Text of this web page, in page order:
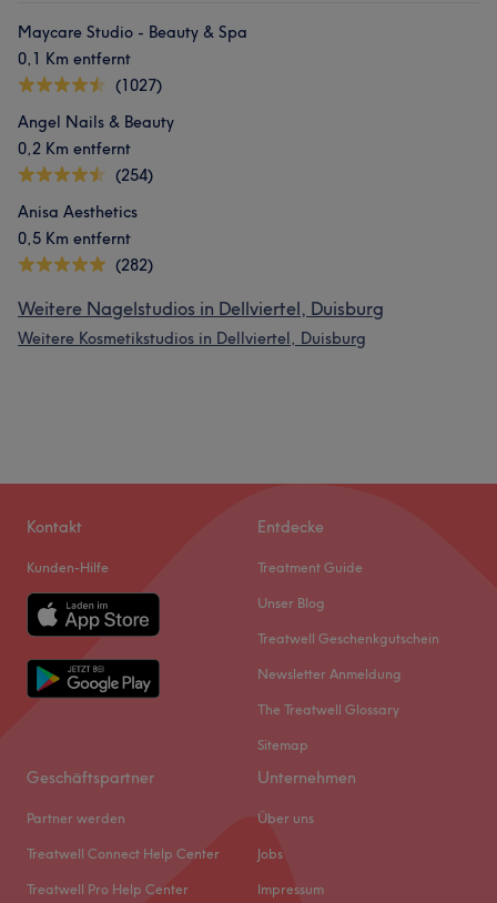
Maycare Studio - Beauty & Spa
0,1 Km entfernt
(1027)
Angel Nails & Beauty
0,2 Km entfernt
(254)
Anisa Aesthetics
0,5 Km entfernt
(282)
Weitere Nagelstudios in Dellviertel, Duisburg
Weitere Kosmetikstudios in Dellviertel, Duisburg
Kontakt
Kunden-Hilfe
Entdecke
Treatment Guide
Unser Blog
Treatwell Geschenkgutschein
Newsletter Anmeldung
The Treatwell Glossary
Sitemap
Geschäftspartner
Partner werden
Treatwell Connect Help Center
Treatwell Pro Help Center
Unternehmen
Über uns
Jobs
Impressum